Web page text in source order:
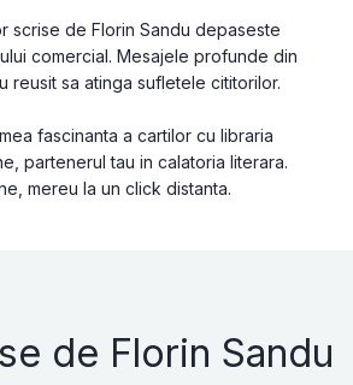
scrise de Florin Sandu depaseste
comercial. Mesajele profunde din
reusit sa atinga sufletele cititorilor.
fascinanta a cartilor cu libraria
partenerul tau in calatoria literara.
mereu la un click distanta.
de Florin Sandu